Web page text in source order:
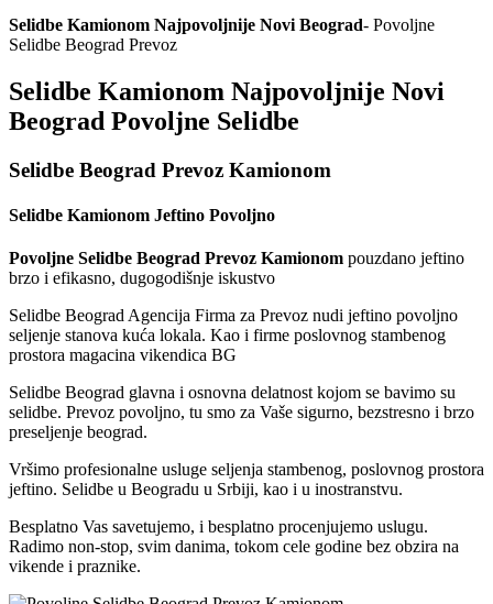
Selidbe Kamionom Najpovoljnije Novi Beograd- Povoljne
Selidbe Beograd Prevoz
Selidbe Kamionom Najpovoljnije Novi
Beograd Povoljne Selidbe
Selidbe Beograd Prevoz Kamionom
Selidbe Kamionom Jeftino Povoljno
Povoljne Selidbe Beograd Prevoz Kamionom pouzdano jeftino
brzo i efikasno, dugogodišnje iskustvo
Selidbe Beograd Agencija Firma za Prevoz nudi jeftino povoljno
seljenje stanova kuća lokala. Kao i firme poslovnog stambenog
prostora magacina vikendica BG
Selidbe Beograd glavna i osnovna delatnost kojom se bavimo su
selidbe. Prevoz povoljno, tu smo za Vaše sigurno, bezstresno i brzo
preseljenje beograd.
Vršimo profesionalne usluge seljenja stambenog, poslovnog prostora
jeftino. Selidbe u Beogradu u Srbiji, kao i u inostranstvu.
Besplatno Vas savetujemo, i besplatno procenjujemo uslugu.
Radimo non-stop, svim danima, tokom cele godine bez obzira na
vikende i praznike.